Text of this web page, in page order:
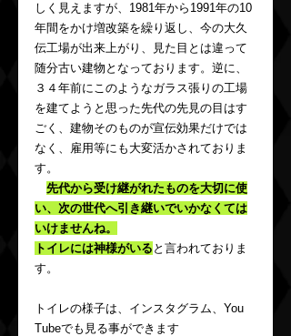
しく見えますが、1981年から1991年の10
年間をかけ増改築を繰り返し、今の大久
伝工場が出来上がり、見た目とは違って
随分古い建物となっております。逆に、
３４年前にこのようなガラス張りの工場
を建てようと思った先代の先見の目はす
ごく、建物そのものが宣伝効果だけでは
なく、雇用等にも大変活かされておりま
す。
先代から受け継がれたものを大切に使
い、次の世代へ引き継いでいかなくては
いけませんね。
トイレには神様がいる と言われておりま
す。
トイレの様子は、インスタグラム、You
Tubeでも見る事ができます